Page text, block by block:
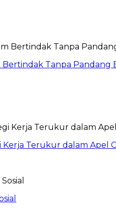
Bertindak Tanpa Pandang
Terukur dalam Apel